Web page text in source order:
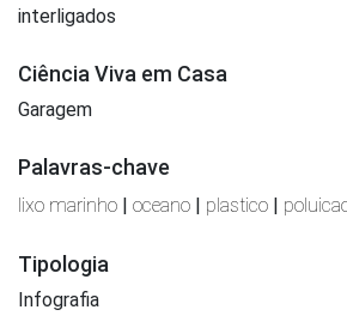
interligados
Ciência Viva em Casa
Garagem
Palavras-chave
lixo marinho | oceano | plastico |
Tipologia
Infografia